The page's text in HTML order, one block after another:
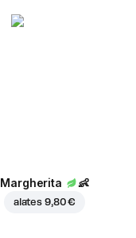
Margherita 👶
alates 9,80 €